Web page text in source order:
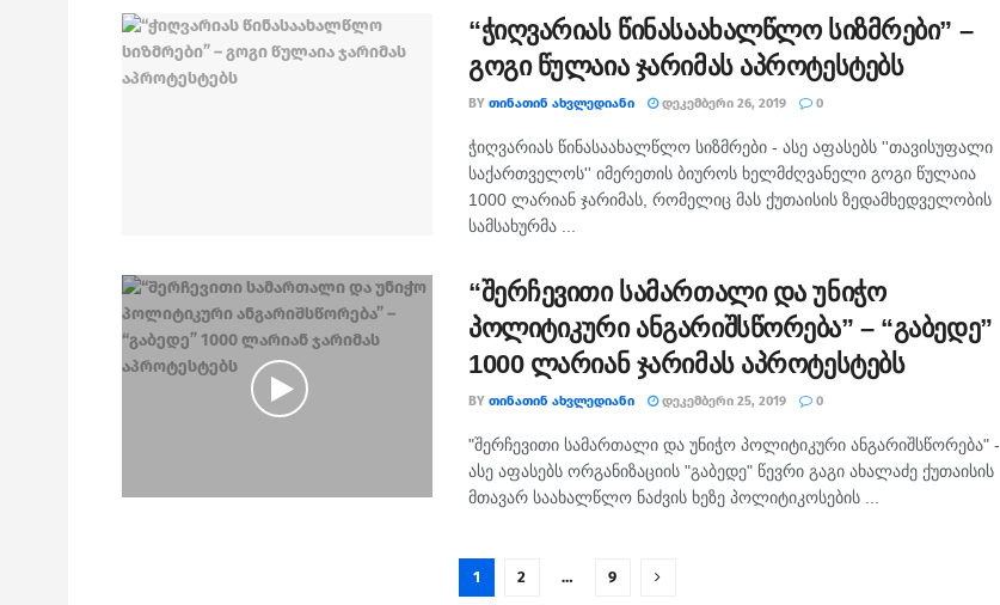
“ჭიღვარიას წინასაახალწლო სიზმრები” –
გოგი წულაია ჯარიმას აპროტესტებს
BY ᲗᲘᲜᲐᲗᲘᲜ ᲐᲮᲕᲚᲔᲓᲘᲐᲜᲘ ᲓᲔᲙᲔᲛᲑᲔᲠᲘ 26, 2019 0
ჭიღვარიას წინასაახალწლო სიზმრები - ასე აფასებს ''თავისუფალი
საქართველოს'' იმერეთის ბიუროს ხელმძღვანელი გოგი წულაია
1000 ლარიან ჯარიმას, რომელიც მას ქუთაისის ზედამხედველობის
სამსახურმა ...
“შერჩევითი სამართალი და უნიჭო
პოლიტიკური ანგარიშსწორება” – “გაბედე”
1000 ლარიან ჯარიმას აპროტესტებს
BY ᲗᲘᲜᲐᲗᲘᲜ ᲐᲮᲕᲚᲔᲓᲘᲐᲜᲘ ᲓᲔᲙᲔᲛᲑᲔᲠᲘ 25, 2019 0
"შერჩევითი სამართალი და უნიჭო პოლიტიკური ანგარიშსწორება" -
ასე აფასებს ორგანიზაციის "გაბედე" წევრი გაგი ახალაძე ქუთაისის
მთავარ საახალწლო ნაძვის ხეზე პოლიტიკოსების ...
1 2 … 9